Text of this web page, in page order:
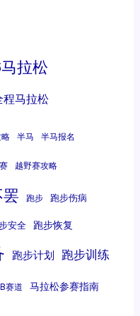
拉松
程马拉松
半马 半马报名
越野赛攻略
跑步 跑步伤病
安全 跑步恢复
跑步计划 跑步训练
赛道 马拉松参赛指南